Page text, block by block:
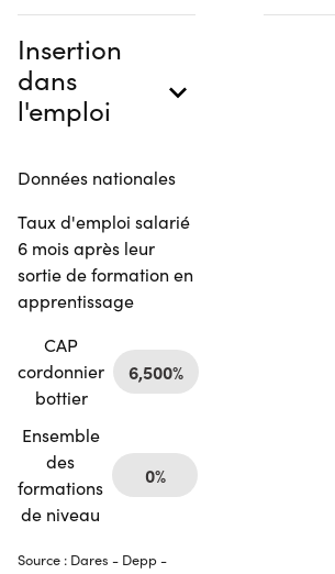
Insertion
dans
l'emploi
Données nationales
Taux d'emploi salarié
6 mois après leur
sortie de formation en
apprentissage
CAP
cordonnier
bottier
6,500%
Ensemble
des
formations
de niveau
0%
Source : Dares - Depp -